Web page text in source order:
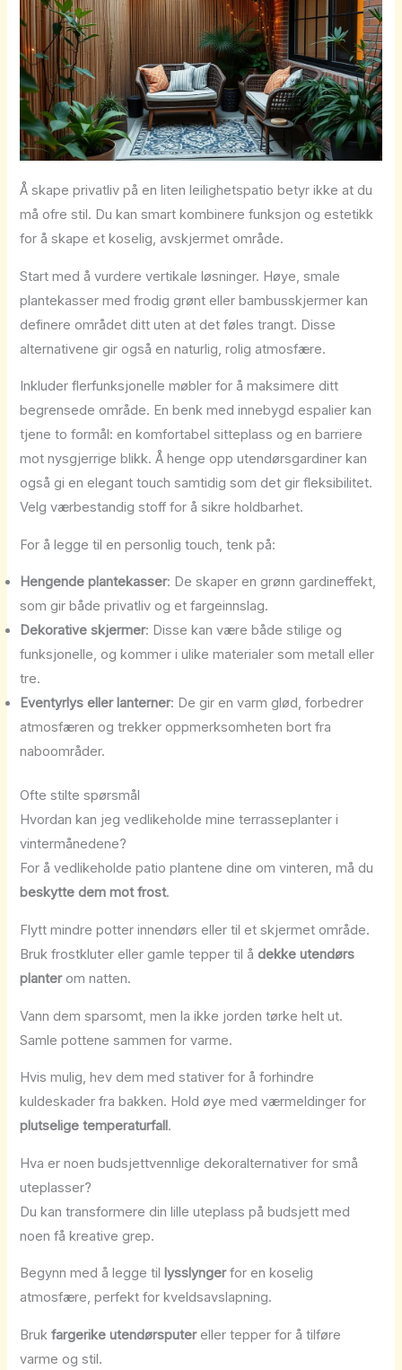
Å skape privatliv på en liten leilighetspatio betyr ikke at du
må ofre stil. Du kan smart kombinere funksjon og estetikk
for å skape et koselig, avskjermet område.
Start med å vurdere vertikale løsninger. Høye, smale
plantekasser med frodig grønt eller bambusskjermer kan
definere området ditt uten at det føles trangt. Disse
alternativene gir også en naturlig, rolig atmosfære.
Inkluder flerfunksjonelle møbler for å maksimere ditt
begrensede område. En benk med innebygd espalier kan
tjene to formål: en komfortabel sitteplass og en barriere
mot nysgjerrige blikk. Å henge opp utendørsgardiner kan
også gi en elegant touch samtidig som det gir fleksibilitet.
Velg værbestandig stoff for å sikre holdbarhet.
For å legge til en personlig touch, tenk på:
Hengende plantekasser: De skaper en grønn gardineffekt,
som gir både privatliv og et fargeinnslag.
Dekorative skjermer: Disse kan være både stilige og
funksjonelle, og kommer i ulike materialer som metall eller
tre.
Eventyrlys eller lanterner: De gir en varm glød, forbedrer
atmosfæren og trekker oppmerksomheten bort fra
naboområder.
Ofte stilte spørsmål
Hvordan kan jeg vedlikeholde mine terrasseplanter i
vintermånedene?
For å vedlikeholde patio plantene dine om vinteren, må du
beskytte dem mot frost.
Flytt mindre potter innendørs eller til et skjermet område.
Bruk frostkluter eller gamle tepper til ådekke utendørs
planterom natten.
Vann dem sparsomt, men la ikke jorden tørke helt ut.
Samle pottene sammen for varme.
Hvis mulig, hev dem med stativer for å forhindre
kuldeskader fra bakken. Hold øye med værmeldinger for
plutselige temperaturfall.
Hva er noen budsjettvennlige dekoralternativer for små
uteplasser?
Du kan transformere din lille uteplass på budsjett med
noen få kreative grep.
Begynn med å legge til lysslyngerfor en koselig
atmosfære, perfekt for kveldsavslapning.
Brukfargerike utendørsputereller tepper for å tilføre
varme og stil.